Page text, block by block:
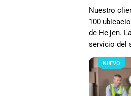
Nuestro
100
de Heijen.
servicio del
NUEVO